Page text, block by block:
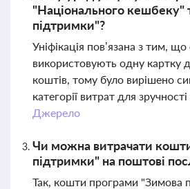
"Національного кешбеку"
підтримки"?
Уніфікація пов’язана з тим,
використовують одну картку
коштів, тому було вирішено
категорії витрат для
Джерело
Чи можна витрачати
підтримки" на поштові
Так, кошти програми "Зимова